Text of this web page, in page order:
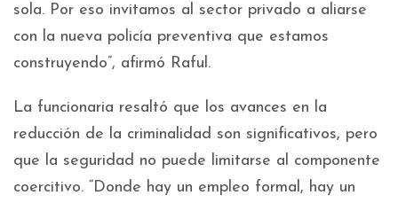
sola. Por eso invitamos al sector privado a aliarse
con la nueva policía preventiva que estamos
construyendo”, afirmó Raful.
La funcionaria resaltó que los avances en la
reducción de la criminalidad son significativos, pero
que la seguridad no puede limitarse al componente
coercitivo. “Donde hay un empleo formal, hay un